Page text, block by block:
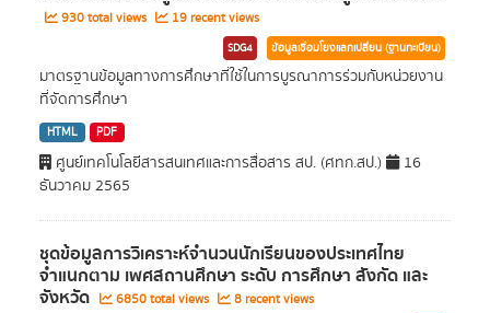
930 total views 19 recent views
SDG4 ข้อมูลเชื่อมโยงแลกเปลี่ยน (ฐานทะเบียน)
มาตรฐานข้อมูลทางการศึกษาที่ใช้ในการบูรณาการร่วมกับหน่วยงาน
ที่จัดการศึกษา
HTML PDF
ศูนย์เทคโนโลยีสารสนเทศและการสื่อสาร สป. (ศทก.สป.)
16
ธันวาคม 2565
ชุดข้อมูลการวิเคราะห์จำนวนนักเรียนของประเทศไทย
จำแนกตาม เพศสถานศึกษา ระดับ การศึกษา สังกัด และ
จังหวัด 6850 total views 8 recent views